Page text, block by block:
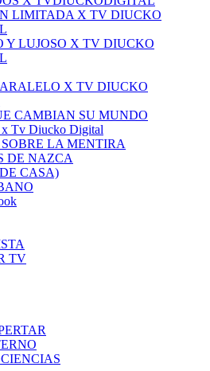
LIMITADA X TV DIUCKO
Y LUJOSO X TV DIUCKO
X TV DIUCKO
CAMBIAN SU MUNDO
x Tv Diucko Digital
LA MENTIRA
DE NAZCA
CASA)
TV